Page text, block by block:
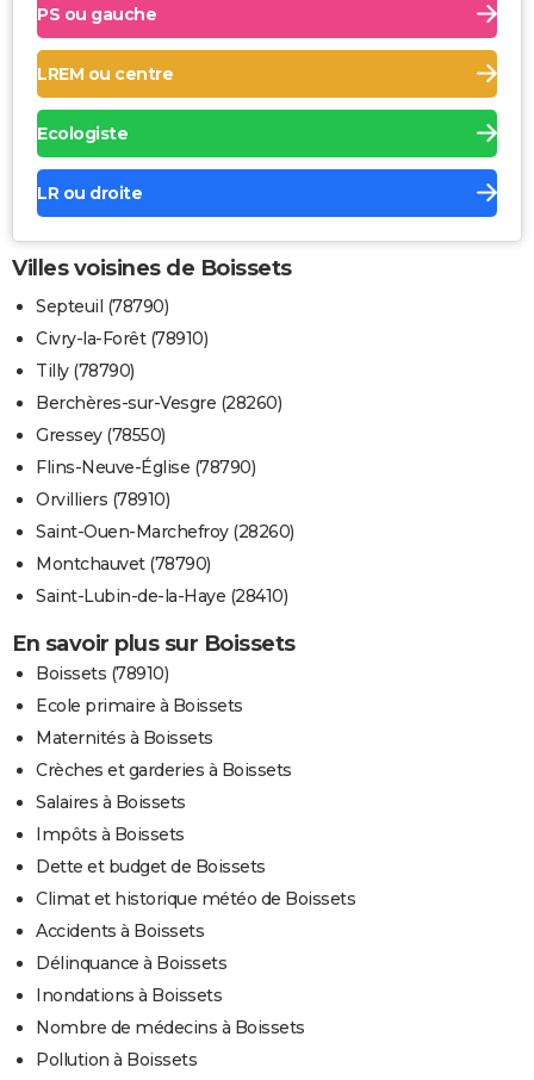
PS ou gauche
LREM ou centre
Ecologiste
LR ou droite
Villes voisines de Boissets
Septeuil (78790)
Civry-la-Forêt (78910)
Tilly (78790)
Berchères-sur-Vesgre (28260)
Gressey (78550)
Flins-Neuve-Église (78790)
Orvilliers (78910)
Saint-Ouen-Marchefroy (28260)
Montchauvet (78790)
Saint-Lubin-de-la-Haye (28410)
En savoir plus sur Boissets
Boissets (78910)
Ecole primaire à Boissets
Maternités à Boissets
Crèches et garderies à Boissets
Salaires à Boissets
Impôts à Boissets
Dette et budget de Boissets
Climat et historique météo de Boissets
Accidents à Boissets
Délinquance à Boissets
Inondations à Boissets
Nombre de médecins à Boissets
Pollution à Boissets